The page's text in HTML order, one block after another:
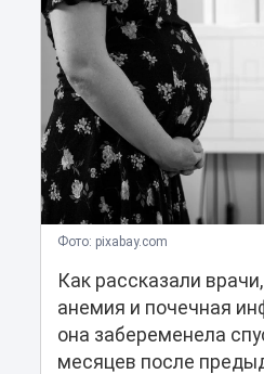
Фото: pixabay.com
Как рассказали
анемия и почечная
она забеременела
месяцев после